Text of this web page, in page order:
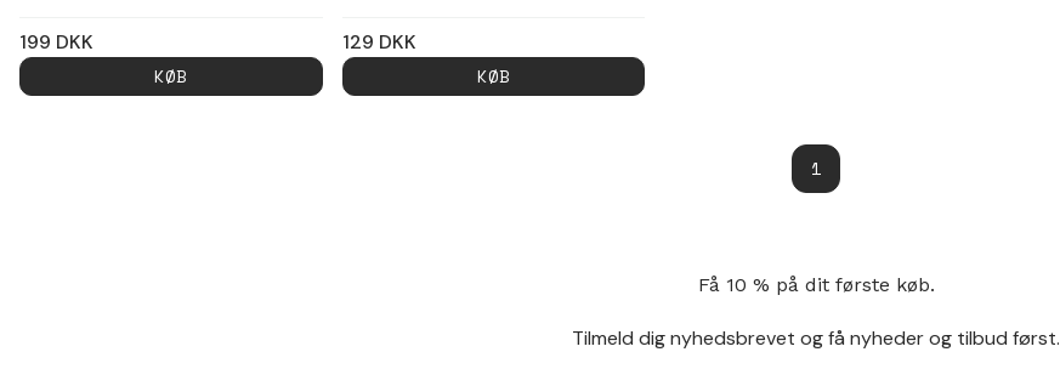
199 DKK
KØB
129 DKK
KØB
1
Få 10 % på dit første køb.
Tilmeld dig nyhedsbrevet og få nyheder og tilbud først.